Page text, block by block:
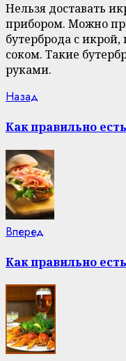
Нельзя доставать
прибором. Можно
бутерброда с
соком. Такие
руками.
Continue
Reading
Назад
Как правильно
Вперед
Как правильно